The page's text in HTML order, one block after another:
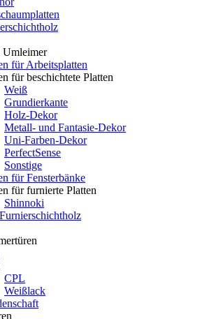
Umleimer
für Arbeitsplatten
für beschichtete Platten
Weiß
Grundierkante
Holz-Dekor
Metall- und Fantasie-Dekor
Uni-Farben-Dekor
PerfectSense
Sonstige
für Fensterbänke
für furnierte Platten
Shinnoki
CPL
Weißlack